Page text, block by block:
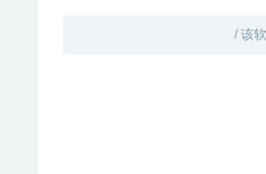
/ 该